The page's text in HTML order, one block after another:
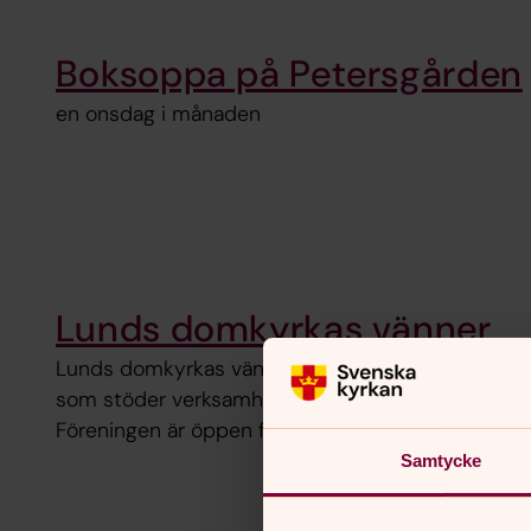
Samtycke
Boksoppa på Petersgården
en onsdag i månaden
Lunds domkyrkas vänner
Lunds domkyrkas vänner är en ideell förening
som stöder verksamheten i Lunds domkyrka.
Föreningen är öppen för alla.